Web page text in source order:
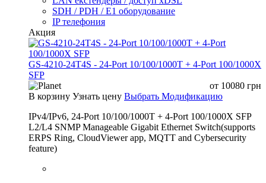
SDH / PDH / E1 оборудование
IP телефония
Акция
GS-4210-24T4S - 24-Port 10/100/1000T + 4-Port 100/1000X
SFP
от 10080 грн
В корзину Узнать цену Выбрать Модификацию
IPv4/IPv6, 24-Port 10/100/1000T + 4-Port 100/1000X SFP
L2/L4 SNMP Manageable Gigabit Ethernet Switch(supports
ERPS Ring, CloudViewer app, MQTT and Cybersecurity
feature)